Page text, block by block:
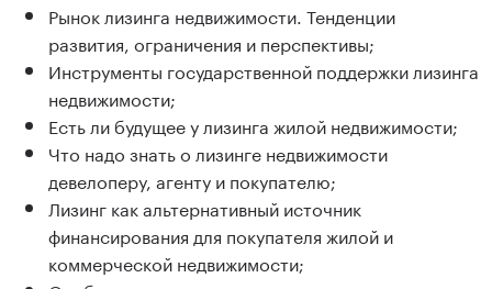
Рынок лизинга недвижимости. Тенденции
развития, ограничения и перспективы;
Инструменты государственной поддержки лизинга
недвижимости;
Есть ли будущее у лизинга жилой недвижимости;
Что надо знать о лизинге недвижимости
девелоперу, агенту и покупателю;
Лизинг как альтернативный источник
финансирования для покупателя жилой и
коммерческой недвижимости;